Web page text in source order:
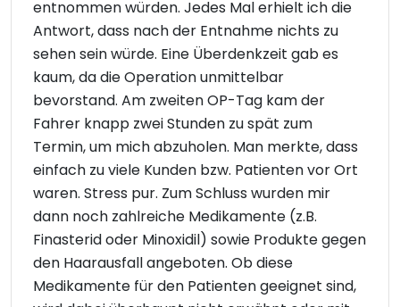
entnommen würden. Jedes Mal erhielt ich die
Antwort, dass nach der Entnahme nichts zu
sehen sein würde. Eine Überdenkzeit gab es
kaum, da die Operation unmittelbar
bevorstand. Am zweiten OP-Tag kam der
Fahrer knapp zwei Stunden zu spät zum
Termin, um mich abzuholen. Man merkte, dass
einfach zu viele Kunden bzw. Patienten vor Ort
waren. Stress pur. Zum Schluss wurden mir
dann noch zahlreiche Medikamente (z.B.
Finasterid oder Minoxidil) sowie Produkte gegen
den Haarausfall angeboten. Ob diese
Medikamente für den Patienten geeignet sind,